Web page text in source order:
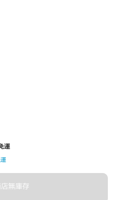
運
無庫存